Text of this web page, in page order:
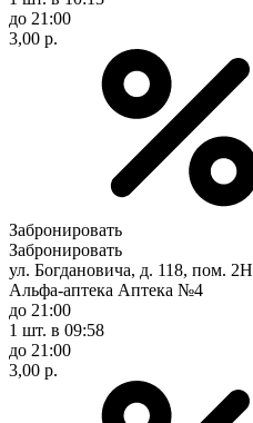
до 21:00
3,00 р.
Забронировать
Забронировать
ул. Богдановича, д. 118, пом. 2Н
Альфа-аптека Аптека №4
до 21:00
1 шт. в 09:58
до 21:00
3,00 р.